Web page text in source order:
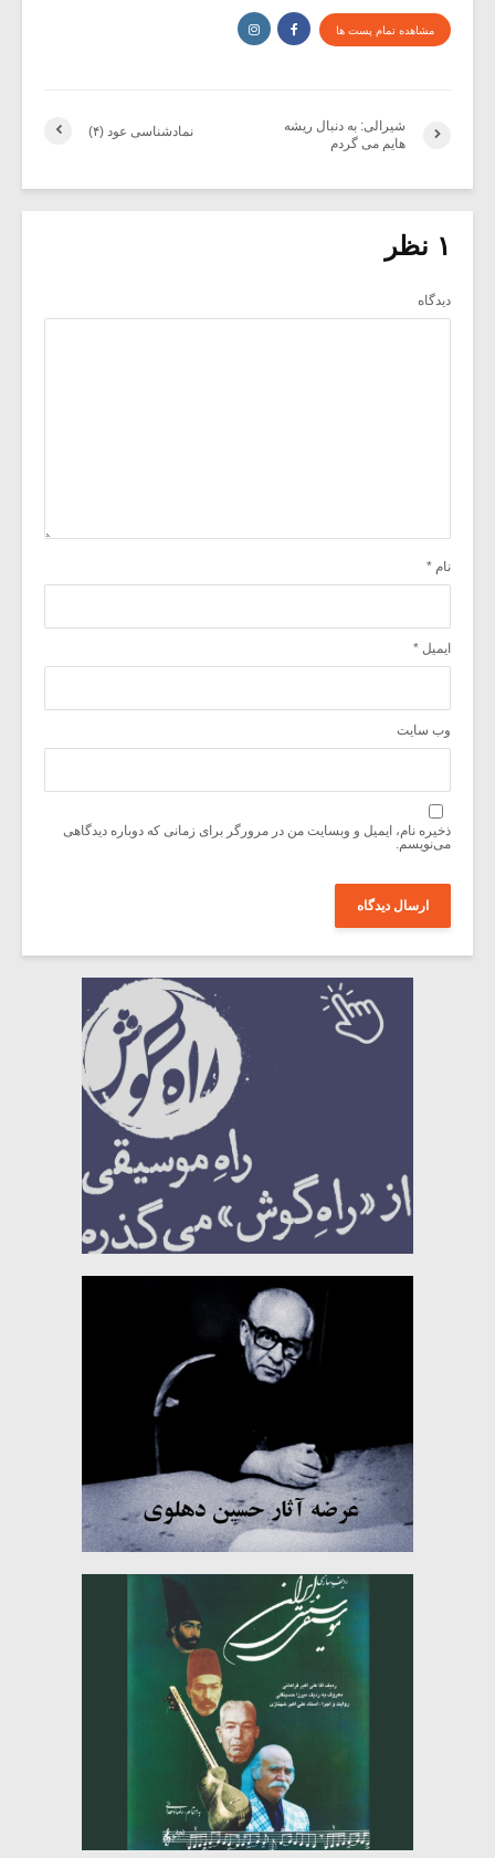
مشاهده تمام پست ها
نماد‌شناسی عود (۴)
شیرالی: به دنبال ریشه
هایم می گردم
۱ نظر
دیدگاه
نام *
ایمیل *
وب‌ سایت
ذخیره نام، ایمیل و وبسایت من در مرورگر برای زمانی که دوباره دیدگاهی
می‌نویسم.